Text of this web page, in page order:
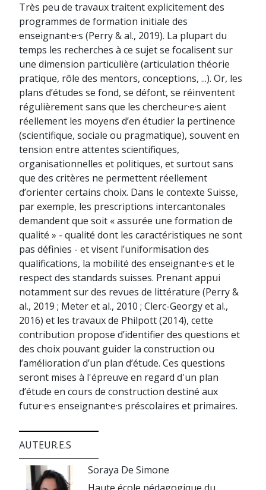
Très peu de travaux traitent explicitement des
programmes de formation initiale des
enseignant·e·s (Perry & al., 2019). La plupart du
temps les recherches à ce sujet se focalisent sur
une dimension particulière (articulation théorie
pratique, rôle des mentors, conceptions, ...). Or, les
plans d’études se fond, se défont, se réinventent
régulièrement sans que les chercheur·e·s aient
réellement les moyens d’en étudier la pertinence
(scientifique, sociale ou pragmatique), souvent en
tension entre attentes scientifiques,
organisationnelles et politiques, et surtout sans
que des critères ne permettent réellement
d’orienter certains choix. Dans le contexte Suisse,
par exemple, les prescriptions intercantonales
demandent que soit « assurée une formation de
qualité » - qualité dont les caractéristiques ne sont
pas définies - et visent l’uniformisation des
qualifications, la mobilité des enseignant·e·s et le
respect des standards suisses. Prenant appui
notamment sur des revues de littérature (Perry &
al., 2019 ; Meter et al., 2010 ; Clerc-Georgy et al.,
2016) et les travaux de Philpott (2014), cette
contribution propose d’identifier des questions et
des choix pouvant guider la construction ou
l’amélioration d’un plan d’étude. Ces questions
seront mises à l'épreuve en regard d'un plan
d’étude en cours de construction destiné aux
futur·e·s enseignant·e·s préscolaires et primaires.
AUTEUR.E.S
Soraya De Simone